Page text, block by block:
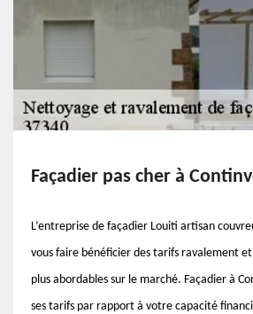
Façadier pas cher à
L’entreprise de façadier Louiti artisan
vous faire bénéficier des tarifs ravalement
plus abordables sur le marché. Façadier à
ses tarifs par rapport à votre capacité